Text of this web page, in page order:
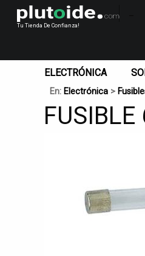
Tu Tienda De Confianza!
ELECTRÓNICA
En: Electrónica >